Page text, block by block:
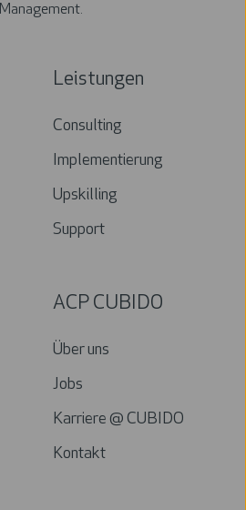
Management.
Leistungen
Consulting
Implementierung
Upskilling
Support
ACP CUBIDO
Über uns
Jobs
Karriere @ CUBIDO
Kontakt